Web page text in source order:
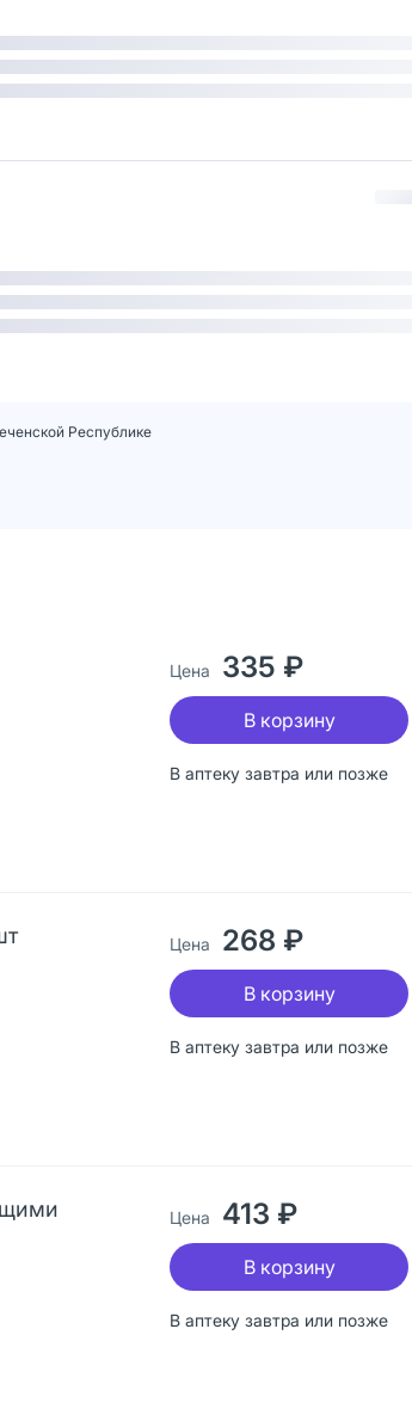
Республике
В аптеку завтра или позже
Цена 335 ₽
В корзину
В аптеку завтра или позже
Цена 268 ₽
В корзину
В аптеку завтра или позже
Цена 413 ₽
В корзину